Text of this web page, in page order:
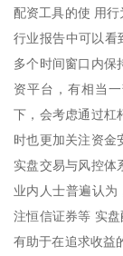
配资工具的使 用
行业报告中可以看
多个时间窗口内保
资平台，有相当
下，会考虑通过杠
时也更加关注资金
实盘交易与风控体
业内人士普遍认为
注恒信证券等 实
有助于在追求收益